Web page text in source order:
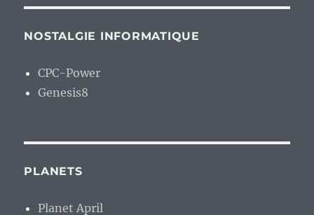
NOSTALGIE INFORMATIQUE
CPC-Power
Genesis8
PLANETS
Planet April